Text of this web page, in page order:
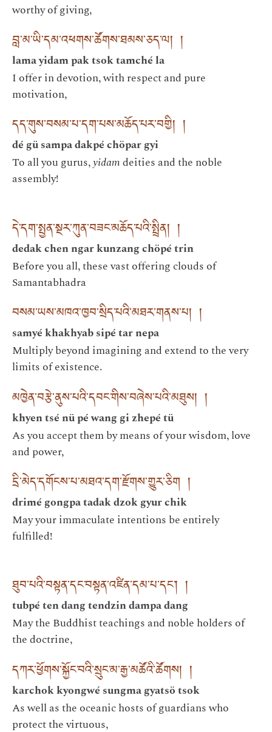
worthy of giving,
བླ་མ་ཡི་དམ་འཕགས་ཚོགས་ཐམས་ཅད་ལ། །
lama yidam pak tsok tamché la
I offer in devotion, with respect and pure
motivation,
དད་གུས་བསམ་པ་དག་པས་མཆོད་པར་བགྱི། །
dé gü sampa dakpé chöpar gyi
To all you gurus,yidamdeities and the noble
assembly!
དེ་དག་སྤྱན་སྔར་ཀུན་བཟང་མཆོད་པའི་སྤྲིན། །
dedak chen ngar kunzang chöpé trin
Before you all, these vast offering clouds of
Samantabhadra
བསམ་ཡས་མཁའ་ཁྱབ་སྲིད་པའི་མཐར་གནས་པ། །
samyé khakhyab sipé tar nepa
Multiply beyond imagining and extend to the very
limits of existence.
མཁྱེན་བརྩེ་ནུས་པའི་དབང་གིས་བཞེས་པའི་མཐུས། །
khyen tsé nü pé wang gi zhepé tü
As you accept them by means of your wisdom, love
and power,
དྲི་མེད་དགོངས་པ་མཐའ་དག་རྫོགས་གྱུར་ཅིག །
drimé gongpa tadak dzok gyur chik
May your immaculate intentions be entirely
fulfilled!
ཐུབ་པའི་བསྟན་དང་བསྟན་འཛིན་དམ་པ་དང་། །
tubpé ten dang tendzin dampa dang
May the Buddhist teachings and noble holders of
the doctrine,
དཀར་ཕྱོགས་སྐྱོང་བའི་སྲུང་མ་རྒྱ་མཚོའི་ཚོགས། །
karchok kyongwé sungma gyatsö tsok
As well as the oceanic hosts of guardians who
protect the virtuous,